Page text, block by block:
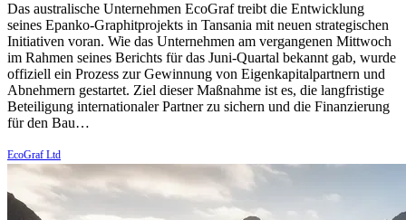
Das australische Unternehmen EcoGraf treibt die Entwicklung
seines Epanko-Graphitprojekts in Tansania mit neuen strategischen
Initiativen voran. Wie das Unternehmen am vergangenen Mittwoch
im Rahmen seines Berichts für das Juni-Quartal bekannt gab, wurde
offiziell ein Prozess zur Gewinnung von Eigenkapitalpartnern und
Abnehmern gestartet. Ziel dieser Maßnahme ist es, die langfristige
Beteiligung internationaler Partner zu sichern und die Finanzierung
für den Bau…
EcoGraf Ltd